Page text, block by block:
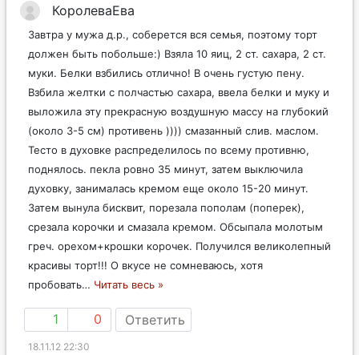
КоролеваЕва
Завтра у мужа д.р., соберется вся семья, поэтому торт
должен быть побольше:) Взяла 10 яиц, 2 ст. сахара, 2 ст.
муки. Белки взбились отлично! В очень густую пену.
Взбила желтки с полчастью сахара, ввела белки и муку и
выложила эту прекрасную воздушную массу на глубокий
(около 3-5 см) противень )))) смазанный слив. маслом.
Тесто в духовке распределилось по всему противню,
поднялось. пекла ровно 35 минут, затем выключила
духовку, занималась кремом еще около 15-20 минут.
Затем вынула бисквит, порезала пополам (поперек),
срезала корочки и смазала кремом. Обсыпала молотым
греч. орехом+крошки корочек. Получился великолепный
красивы торт!!! О вкусе не сомневаюсь, хотя
пробовать… Читать весь »
1 0 Ответить
18.11.12 22:30